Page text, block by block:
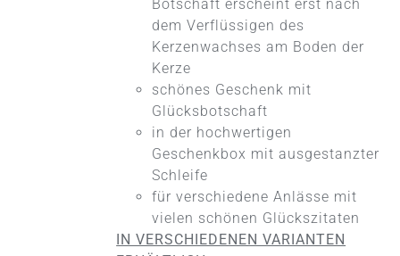
PRODUKTSEITE
Botschaft erscheint erst nach
dem Verflüssigen des
Kerzenwachses am Boden der
Kerze
schönes Geschenk mit
Glücksbotschaft
in der hochwertigen
Geschenkbox mit ausgestanzter
Schleife
für verschiedene Anlässe mit
vielen schönen Glückszitaten
IN VERSCHIEDENEN VARIANTEN